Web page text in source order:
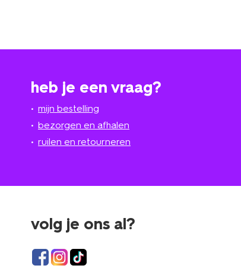
heb je een vraag?
mijn bestelling
bezorgen en afhalen
ruilen en retourneren
volg je ons al?